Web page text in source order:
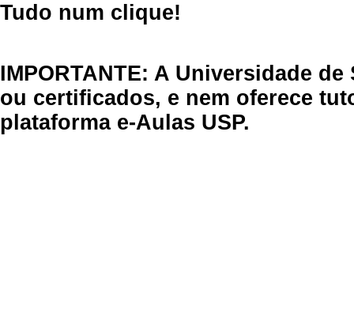
Tudo num clique!
IMPORTANTE: A Universidade
ou certificados, e nem oferece
plataforma e-Aulas USP.